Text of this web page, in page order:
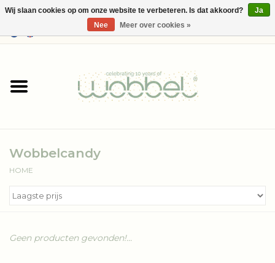
Shop
Wobbelcandy
HOME
Geen producten gevonden!...
Wij slaan cookies op om onze website te verbeteren. Is dat akkoord?
Ja
Nee
Meer over cookies »